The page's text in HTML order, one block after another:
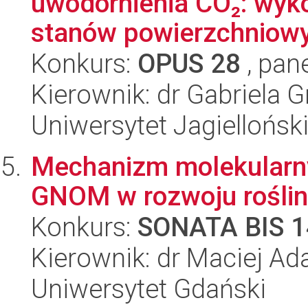
stanów
Konkurs: OPUS 28 ,
Kierownik: dr Gabriela
Uniwersytet Jagielloński
Mechanizm
GNOM w rozwoju roślin
Konkurs: SONATA BIS
Kierownik: dr Maciej
Uniwersytet Gdański